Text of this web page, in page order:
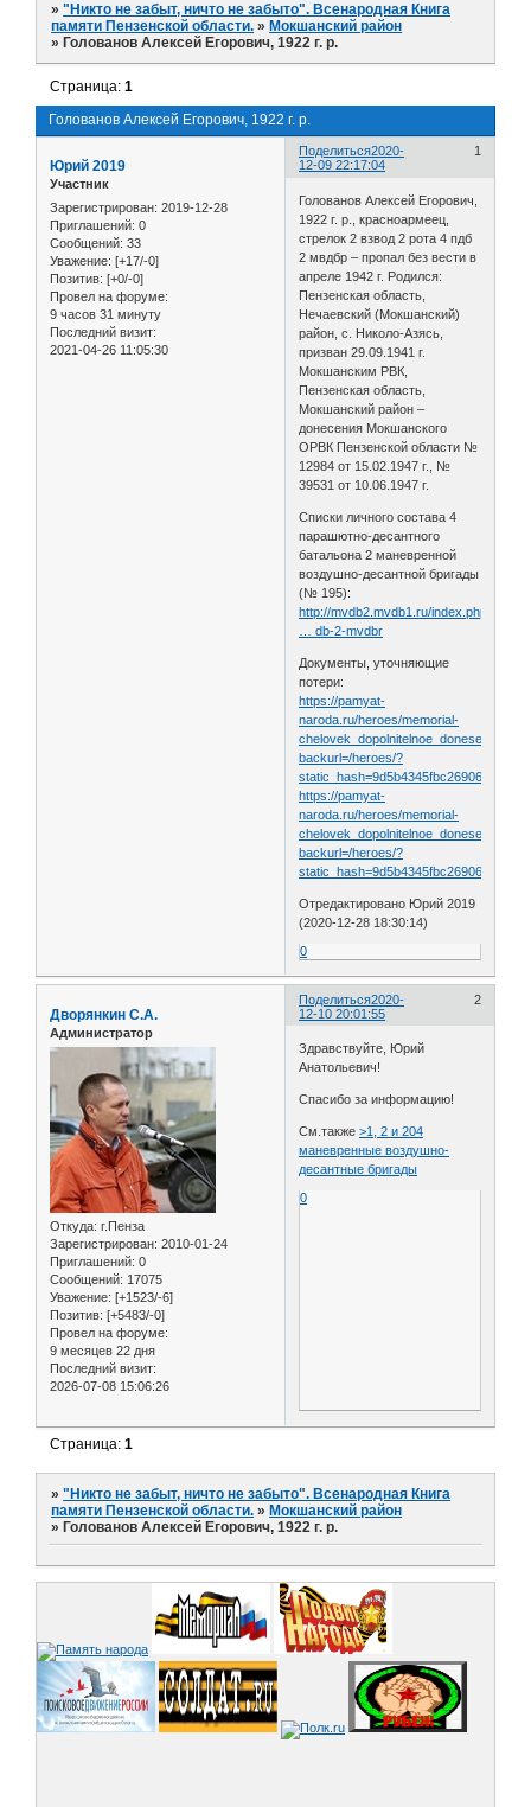
»"Никто не забыт, ничто не забыто". Всенародная Книга
памяти Пензенской области. » Мокшанский район
» Голованов Алексей Егорович, 1922 г. р.
Голованов Алексей Егорович, 1922 г. р.
Страница:1
Поделиться 1
2020-
12-09 22:17:04
Юрий 2019
Участник
Зарегистрирован: 2019-12-28
Приглашений: 0
Сообщений: 33
Уважение: [+17/-0]
Позитив: [+0/-0]
Провел на форуме:
9 часов 31 минуту
Последний визит:
2021-04-26 11:05:30
Голованов Алексей Егорович,
1922 г. р., красноармеец,
стрелок 2 взвод 2 рота 4 пдб
2 мвдбр – пропал без вести в
апреле 1942 г. Родился:
Пензенская область,
Нечаевский (Мокшанский)
район, с. Николо-Азясь,
призван 29.09.1941 г.
Мокшанским РВК,
Пензенская область,
Мокшанский район –
донесения Мокшанского
ОРВК Пензенской области №
12984 от 15.02.1947 г., №
39531 от 10.06.1947 г.
Списки личного состава 4
парашютно-десантного
батальона 2 маневренной
воздушно-десантной бригады
(№ 195):
http://mvdb2.mvdb1.ru/index.php/spiski-
… db-2-mvdbr
Документы, уточняющие
потери:
https://pamyat-
naroda.ru/heroes/memorial-
backurl=/heroes/?
https://pamyat-
naroda.ru/heroes/memorial-
backurl=/heroes/?
Отредактировано Юрий 2019
(2020-12-28 18:30:14)
0
Поделиться 2
2020-
12-10 20:01:55
Дворянкин С.А.
Администратор
Откуда: г.Пенза
Зарегистрирован: 2010-01-24
Приглашений: 0
Сообщений: 17075
Уважение: [+1523/-6]
Позитив: [+5483/-0]
Провел на форуме:
9 месяцев 22 дня
Последний визит:
2026-07-08 15:06:26
Здравствуйте, Юрий
Анатольевич!
Спасибо за информацию!
См.также>1, 2 и 204
маневренные воздушно-
десантные бригады
0
Страница:1
»"Никто не забыт, ничто не забыто". Всенародная Книга
памяти Пензенской области. »Мокшанский район
»Голованов Алексей Егорович, 1922 г. р.